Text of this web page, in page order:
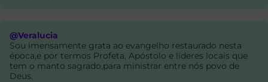
@Veralucia
Sou imensamente grata ao evangelho restaurado nesta
época,e por termos Profeta, Apóstolo e líderes locais que
tem o manto sagrado,para ministrar entre nós povo de
Deus.